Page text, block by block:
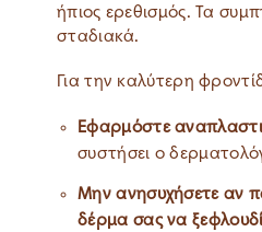
ήπιος ερεθισμός. Τα
σταδιακά.
Για την καλύτερη
Εφαρμόστε
συστήσει ο
Μην ανησυχήσετε αν
δέρμα σας να